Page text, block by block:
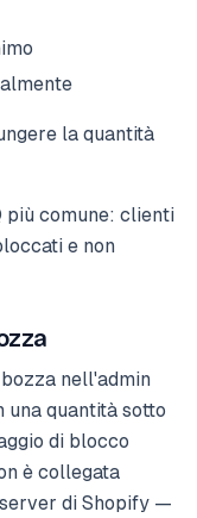
la quantità
più comune: clienti
e non
nell'admin
quantità sotto
di blocco
è collegata
di Shopify —